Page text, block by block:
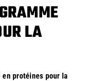
LA
en protéines pour la